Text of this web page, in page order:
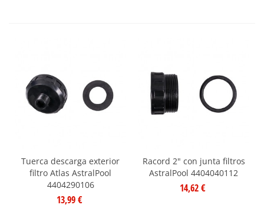
Tuerca descarga exterior
filtro Atlas AstralPool
4404290106
13,99 €
Racord 2" con junta filtros
AstralPool 4404040112
14,62 €